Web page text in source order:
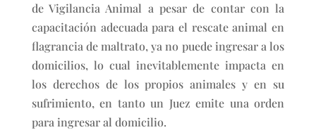
de Vigilancia Animal a pesar de contar con la
capacitación adecuada para el rescate animal en
flagrancia de maltrato, ya no puede ingresar a los
domicilios, lo cual inevitablemente impacta en
los derechos de los propios animales y en su
sufrimiento, en tanto un Juez emite una orden
para ingresar al domicilio.